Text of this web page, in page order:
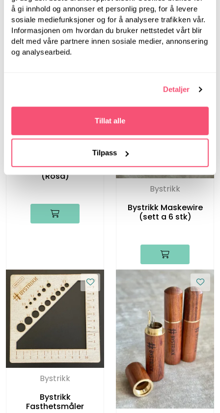
å gi innhold og annonser et personlig preg, for å levere
sosiale mediefunksjoner og for å analysere trafikken vår.
Informasjonen om hvordan du bruker nettstedet vårt blir
delt med våre partnere innen sosiale medier, annonsering
og analysearbeid.
Detaljer
Tillat alle
Tilpass
Bystrikk Målebånd
(Rosa)
Bystrikk
Bystrikk Maskewire
(sett a 6 stk)
Bystrikk
Bystrikk
Fasthetsmåler